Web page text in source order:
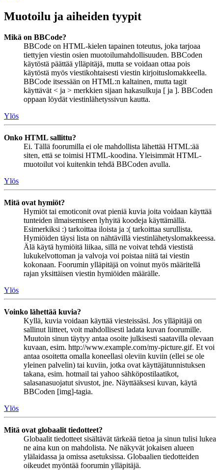
Muotoilu ja aiheiden tyypit
Mikä on BBCode?
BBCode on HTML-kielen tapainen toteutus, joka tarjoaa
tiettyjen viestin osien muotoilumahdollisuuden. BBCoden
käytöstä päättää ylläpitäjä, mutta se voidaan ottaa pois
käytöstä myös viestikohtaisesti viestin kirjoituslomakkeella.
BBCode itsessään on HTML:n kaltainen, mutta tagit
käyttävät < ja > merkkien sijaan hakasulkuja [ ja ]. BBCoden
oppaan löydät viestinlähetyssivun kautta.
Ylös
Onko HTML sallittu?
Ei. Tällä foorumilla ei ole mahdollista lähettää HTML:ää
siten, että se toimisi HTML-koodina. Yleisimmät HTML-
muotoilut voi kuitenkin tehdä BBCoden avulla.
Ylös
Mitä ovat hymiöt?
Hymiöt tai emoticonit ovat pieniä kuvia joita voidaan käyttää
tunteiden ilmaisemiseen lyhyitä koodeja käyttämällä.
Esimerkiksi :) tarkoittaa iloista ja :( tarkoittaa surullista.
Hymiöiden täysi lista on nähtävillä viestinlähetyslomakkeessa.
Älä käytä hymiöitä liikaa, sillä ne voivat tehdä viestistä
lukukelvottoman ja valvoja voi poistaa niitä tai viestin
kokonaan. Foorumin ylläpitäjä on voinut myös määritellä
rajan yksittäisen viestin hymiöiden määrälle.
Ylös
Voinko lähettää kuvia?
Kyllä, kuvia voidaan käyttää viesteissäsi. Jos ylläpitäjä on
sallinut liitteet, voit mahdollisesti ladata kuvan foorumille.
Muutoin sinun täytyy antaa osoite julkisesti saatavilla olevaan
kuvaan, esim. http://www.example.com/my-picture.gif. Et voi
antaa osoitetta omalla koneellasi oleviin kuviin (ellei se ole
yleinen palvelin) tai kuviin, jotka ovat käyttäjätunnistuksen
takana, esim. hotmail tai yahoo sähköpostilaatikot,
salasanasuojatut sivustot, jne. Näyttääksesi kuvan, käytä
BBCoden [img]-tagia.
Ylös
Mitä ovat globaalit tiedotteet?
Globaalit tiedotteet sisältävät tärkeää tietoa ja sinun tulisi lukea
ne aina kun on mahdolista. Ne näkyvät jokaisen alueen
ylälaidassa ja omissa asetuksissa. Globaalien tiedotteiden
oikeudet myöntää foorumin ylläpitäjä.